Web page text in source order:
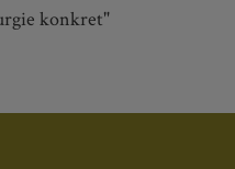
konkret"